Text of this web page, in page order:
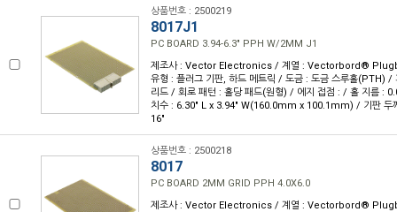
상품번호 : 2500219
8017J1
PC BOARD 3.94-6.3" PPH W/2MM J1
제조사 : Vector Electronics / 계열 : Vectorbord®
유형 : 플러그 기판, 하드 메트릭 / 도금 : 도금 스루홀(PTH)
리드 / 회로 패턴 : 홀당 패드(원형) / 에지 접점 : / 홀 지름 :
치수 : 6.30" L x 3.94" W(160.0mm x 100.1mm) / 기판
16"
상품번호 : 2500218
8017
PC BOARD 2MM GRID PPH 4.0X6.0
제조사 : Vector Electronics / 계열 : Vectorbord®